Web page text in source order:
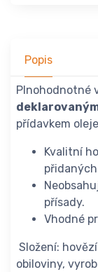
Popis
Plnohodnotné
přídavkem
Kvalitní
přísady.
Vhodné
Složení:
obiloviny,